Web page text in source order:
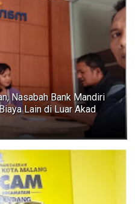
Nasabah Bank Mandiri
Lain di Luar Akad